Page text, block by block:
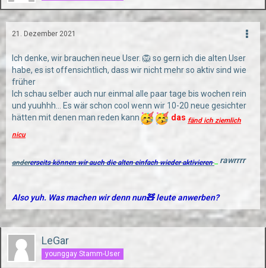
21. Dezember 2021
Ich denke, wir brauchen neue User. 🦁 so gern ich die alten User
habe, es ist offensichtlich, dass wir nicht mehr so aktiv sind wie
früher
Ich schau selber auch nur einmal alle paar tage bis wochen rein
und yuuhhh... Es wär schon cool wenn wir 10-20 neue gesichter
hätten mit denen man reden kann
das fänd ich ziemlich
nicu
andererseits können wir auch die alten einfach wieder aktivieren rawrrrr
Also yuh. Was machen wir denn nun🧸 leute anwerben?
LeGar
younggay Stamm-User